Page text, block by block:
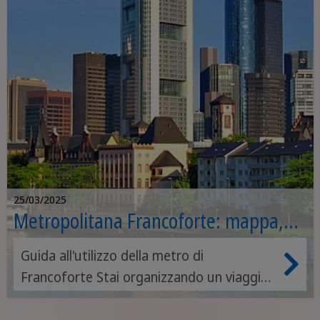
25/03/2025
Metropolitana Francoforte: mappa,
orari e costo
Guida all'utilizzo della metro di
Francoforte Stai organizzando un viaggio
nella Mainhattan d’Europa? Scopri tutto